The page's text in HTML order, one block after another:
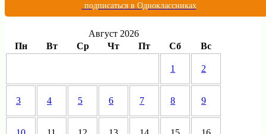
подписаться в Одноклассниках
Август 2026
Пн
Вт Ср Чт Пт Сб Вс
1 2
3 4 5 6 7 8 9